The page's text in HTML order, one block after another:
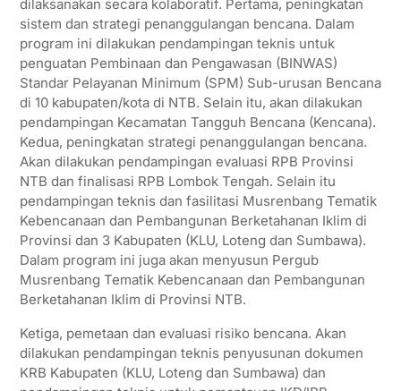
dilaksanakan secara kolaboratif. Pertama, peningkatan
sistem dan strategi penanggulangan bencana. Dalam
program ini dilakukan pendampingan teknis untuk
penguatan Pembinaan dan Pengawasan (BINWAS)
Standar Pelayanan Minimum (SPM) Sub-urusan Bencana
di 10 kabupaten/kota di NTB. Selain itu, akan dilakukan
pendampingan Kecamatan Tangguh Bencana (Kencana).
Kedua, peningkatan strategi penanggulangan bencana.
Akan dilakukan pendampingan evaluasi RPB Provinsi
NTB dan finalisasi RPB Lombok Tengah. Selain itu
pendampingan teknis dan fasilitasi Musrenbang Tematik
Kebencanaan dan Pembangunan Berketahanan Iklim di
Provinsi dan 3 Kabupaten (KLU, Loteng dan Sumbawa).
Dalam program ini juga akan menyusun Pergub
Musrenbang Tematik Kebencanaan dan Pembangunan
Berketahanan Iklim di Provinsi NTB.
Ketiga, pemetaan dan evaluasi risiko bencana. Akan
dilakukan pendampingan teknis penyusunan dokumen
KRB Kabupaten (KLU, Loteng dan Sumbawa) dan